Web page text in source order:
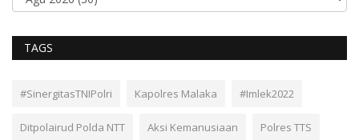
TAGS
#SinergitasTNIPolri Kapolres Malaka #Imlek2022
Ditpolairud Polda NTT Aksi Kemanusiaan Polres TTS